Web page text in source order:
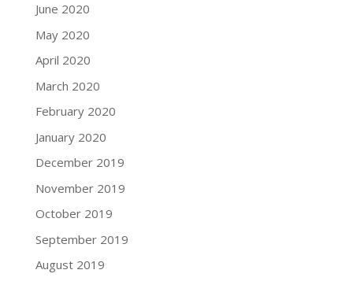
June 2020
May 2020
April 2020
March 2020
February 2020
January 2020
December 2019
November 2019
October 2019
September 2019
August 2019